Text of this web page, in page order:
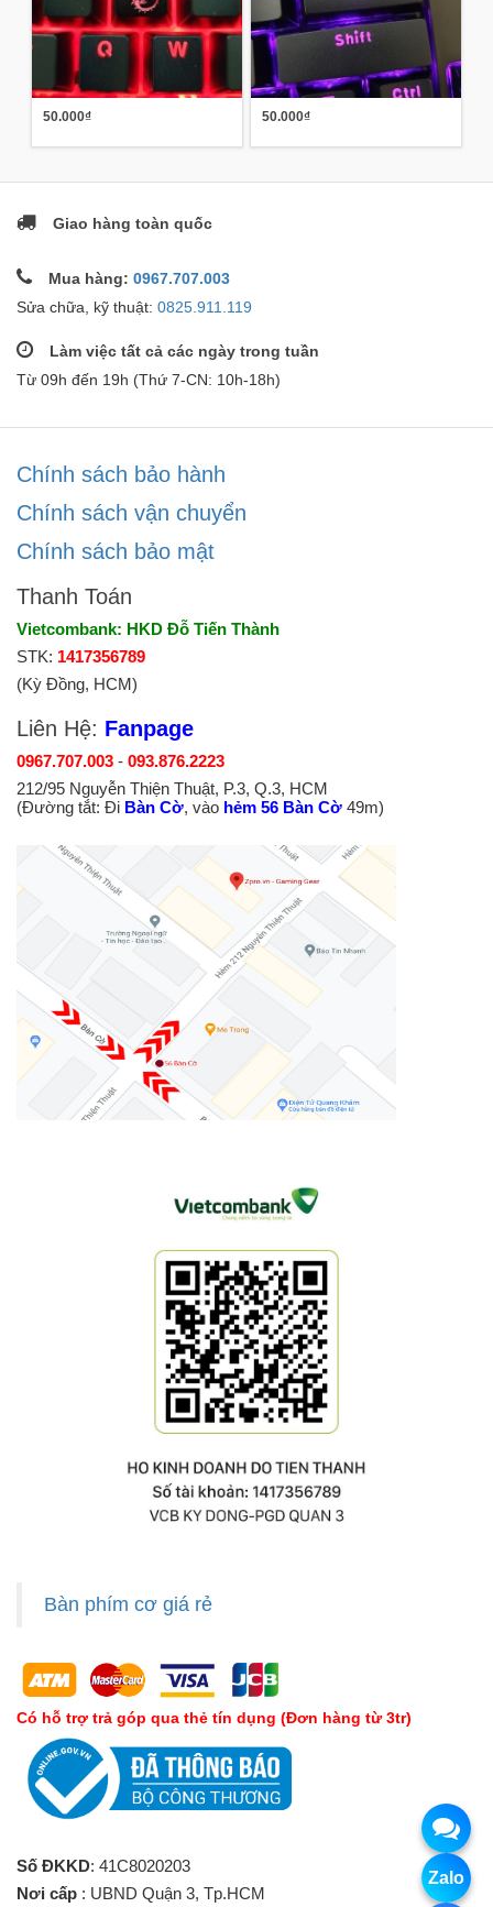
50.000₫ 50.000₫
Giao hàng toàn quốc
Mua hàng: 0967.707.003
Sửa chữa, kỹ thuật: 0825.911.119
Làm việc tất cả các ngày trong tuần
Từ 09h đến 19h (Thứ 7-CN: 10h-18h)
Chính sách bảo hành
Chính sách vận chuyển
Chính sách bảo mật
Thanh Toán
Vietcombank: HKD Đỗ Tiến Thành
STK: 1417356789
(Kỳ Đồng, HCM)
Liên Hệ: Fanpage
0967.707.003 - 093.876.2223
212/95 Nguyễn Thiện Thuật, P.3, Q.3, HCM
(Đường tắt: Đi Bàn Cờ, vào hẻm 56 Bàn Cờ 49m)
Bàn phím cơ giá rẻ
Có hỗ trợ trả góp qua thẻ tín dụng (Đơn hàng từ 3tr)
Số ĐKKD: 41C8020203
Nơi cấp : UBND Quận 3, Tp.HCM
Zalo